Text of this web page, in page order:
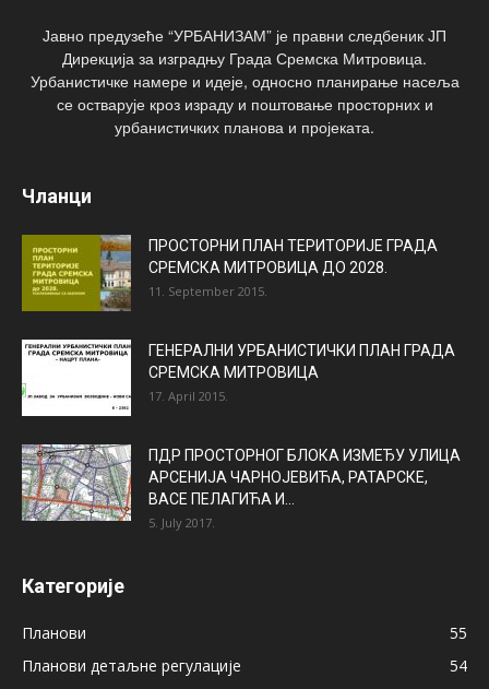
Јавно предузеће “УРБАНИЗАМ” је правни следбеник ЈП
Дирекција за изградњу Града Сремска Митровица.
Урбанистичке намере и идеје, односно планирање насеља
се остварује кроз израду и поштовање просторних и
урбанистичких планова и пројеката.
Чланци
ПРОСТОРНИ ПЛАН ТЕРИТОРИЈЕ ГРАДА
СРЕМСКА МИТРОВИЦА ДО 2028.
11. September 2015.
ГЕНЕРАЛНИ УРБАНИСТИЧКИ ПЛАН ГРАДА
СРЕМСКА МИТРОВИЦА
17. April 2015.
ПДР ПРОСТОРНОГ БЛОКА ИЗМЕЂУ УЛИЦА
АРСЕНИЈА ЧАРНОЈЕВИЋА, РАТАРСКЕ,
ВАСЕ ПЕЛАГИЋА И...
5. July 2017.
Категорије
Планови
55
Планови детаљне регулације
54